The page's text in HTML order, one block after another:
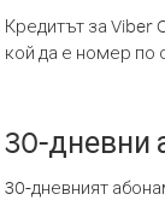
Кредитът за Viber
кой да е номер по
30-дневни
30-дневният